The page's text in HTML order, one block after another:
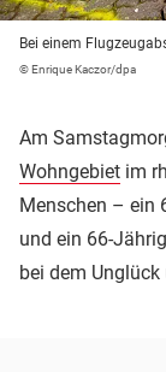
Bei einem
© Enrique Kaczor/dpa
Am
Wohngebiet im
Menschen – ein
und ein 66-
bei dem Unglück